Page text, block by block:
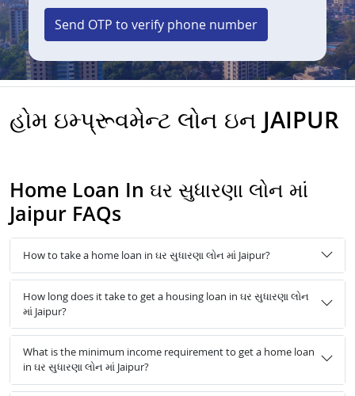
Send OTP to verify phone number
હોમ ઇમ્પ્રૂવમેન્ટ લોન ઇન JAIPUR
Home Loan In ઘર સુધારણા લોન માં
Jaipur FAQs
How to take a home loan in ઘર સુધારણા લોન માં Jaipur?
How long does it take to get a housing loan in ઘર સુધારણા લોન
માં Jaipur?
What is the minimum income requirement to get a home loan
in ઘર સુધારણા લોન માં Jaipur?